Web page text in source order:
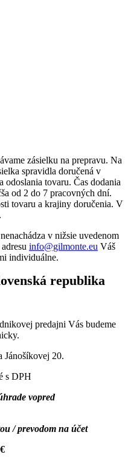
zásielku na prepravu. Na
spravidla doručená v
odoslania tovaru. Čas dodania
od 2 do 7 pracovných dní.
tovaru a krajiny doručenia. V
v nižsie uvedenom
info@gilmonte.eu Váš
individuálne.
republika
predajni Vás budeme
Jánošíkovej 20.
s DPH
úhrade vopred
na účet
3,50 €